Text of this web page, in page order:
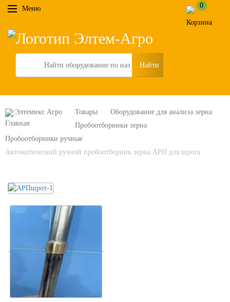
Меню 0
Search
Элтемикс Агро Товары
Оборудование для анализа зерна
Пробоотборники зерна
Пробоотборники ручные
Автоматический ручной пробоотборник зерна АРП для шрота